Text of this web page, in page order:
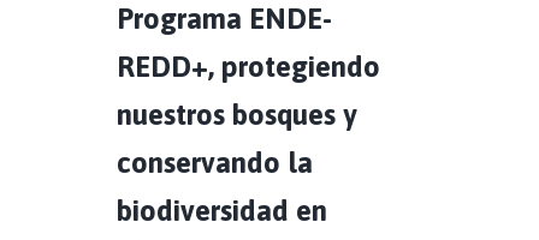
Programa ENDE-
REDD+, protegiendo
nuestros bosques y
conservando la
biodiversidad en